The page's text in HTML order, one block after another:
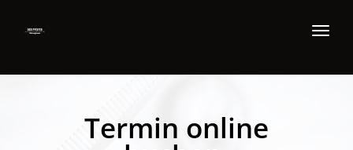
Termin online